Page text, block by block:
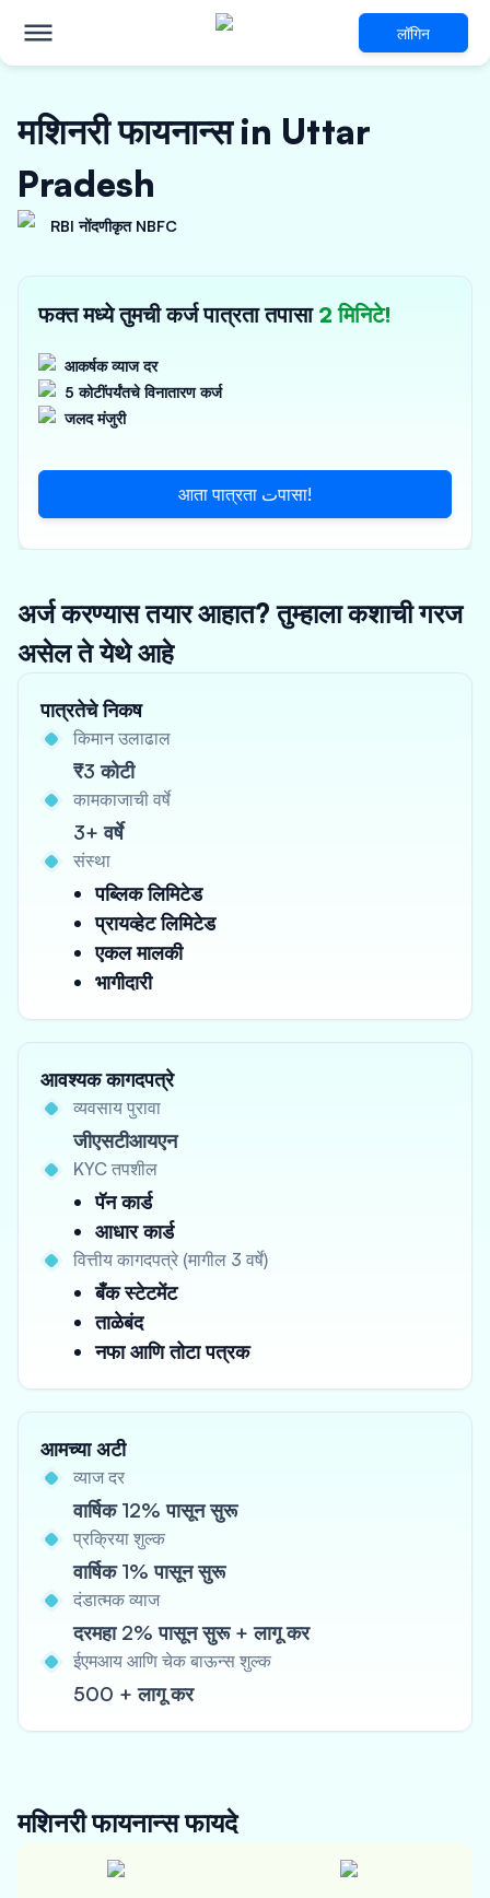
लॉगिन
मशिनरी फायनान्स in Uttar
Pradesh
RBI नोंदणीकृत NBFC
फक्त मध्ये तुमची कर्ज पात्रता तपासा 2 मिनिटे!
आकर्षक व्याज दर
5 कोटींपर्यंतचे विनातारण कर्ज
जलद मंजुरी
आता पात्रता تपासा!
अर्ज करण्यास तयार आहात? तुम्हाला कशाची गरज
असेल ते येथे आहे
पात्रतेचे निकष
किमान उलाढाल
₹3 कोटी
कामकाजाची वर्षे
3+ वर्षे
संस्था
पब्लिक लिमिटेड
प्रायव्हेट लिमिटेड
एकल मालकी
भागीदारी
आवश्यक कागदपत्रे
व्यवसाय पुरावा
जीएसटीआयएन
KYC तपशील
पॅन कार्ड
आधार कार्ड
वित्तीय कागदपत्रे (मागील 3 वर्षे)
बँक स्टेटमेंट
ताळेबंद
नफा आणि तोटा पत्रक
आमच्या अटी
व्याज दर
वार्षिक 12% पासून सुरू
प्रक्रिया शुल्क
वार्षिक 1% पासून सुरू
दंडात्मक व्याज
दरमहा 2% पासून सुरू + लागू कर
ईएमआय आणि चेक बाऊन्स शुल्क
500 + लागू कर
मशिनरी फायनान्सफायदे